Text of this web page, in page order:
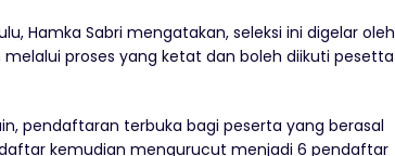
Hamka Sabri mengatakan, seleksi ini digelar oleh
proses yang ketat dan boleh diikuti pesetta
pendaftaran terbuka bagi peserta yang berasal
kemudian mengurucut menjadi 6 pendaftar